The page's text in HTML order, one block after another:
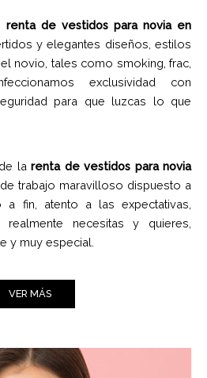
renta de vestidos para novia en
y elegantes diseños, estilos
novio, tales como smoking, frac,
exclusividad con
para que luzcas lo que
de larenta de vestidos para novia
trabajo maravilloso dispuesto a
a fin, atento a las expectativas,
necesitas y quieres,
y muy especial.
VER MÁS